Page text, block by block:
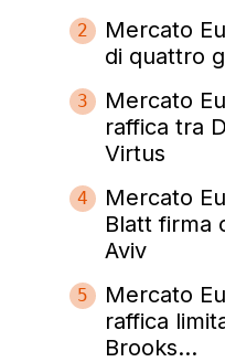
2
Mercato
di quattro
3
Mercato
raffica tra
Virtus
4
Mercato
Blatt firma
Aviv
5
Mercato
raffica
Brooks...